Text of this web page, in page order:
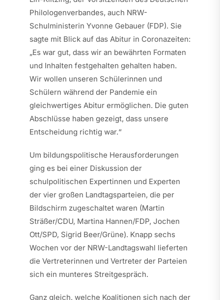
Philologenverbandes, auch NRW-
Schulministerin Yvonne Gebauer (FDP). Sie
sagte mit Blick auf das Abitur in Coronazeiten:
„Es war gut, dass wir an bewährten Formaten
und Inhalten festgehalten gehalten haben.
Wir wollen unseren Schülerinnen und
Schülern während der Pandemie ein
gleichwertiges Abitur ermöglichen. Die guten
Abschlüsse haben gezeigt, dass unsere
Entscheidung richtig war.“
Um bildungspolitische Herausforderungen
ging es bei einer Diskussion der
schulpolitischen Expertinnen und Experten
der vier großen Landtagsparteien, die per
Bildschirm zugeschaltet waren (Martin
Sträßer/CDU, Martina Hannen/FDP, Jochen
Ott/SPD, Sigrid Beer/Grüne). Knapp sechs
Wochen vor der NRW-Landtagswahl lieferten
die Vertreterinnen und Vertreter der Parteien
sich ein munteres Streitgespräch.
Ganz gleich, welche Koalitionen sich nach der